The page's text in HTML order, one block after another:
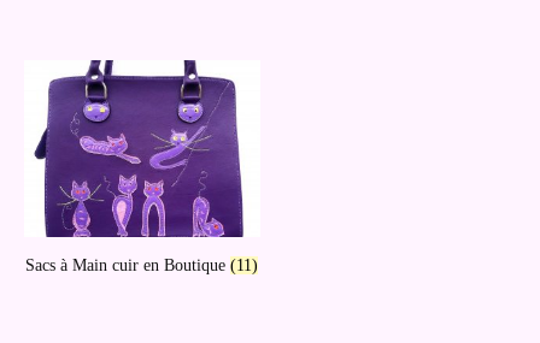
Sacs à Main cuir en Boutique(11)